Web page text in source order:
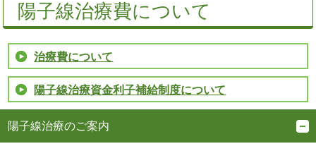
陽子線治療費について
治療費について
陽子線治療資金利子補給制度について
陽子線治療のご案内